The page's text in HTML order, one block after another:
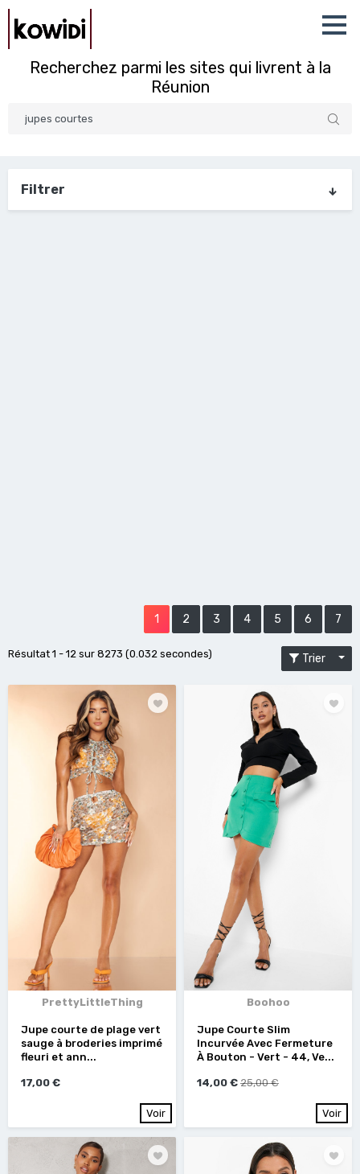
Recherchez parmi les sites qui livrent à la
Réunion
Filtrer
1 2 3 4 5 6 7
Résultat 1 - 12 sur 8273 (0.032 secondes) Trier
PrettyLittleThing
Jupe courte de plage vert
sauge à broderies imprimé
fleuri et ann...
17,00 €
Voir
Boohoo
Jupe Courte Slim
Incurvée Avec Fermeture
À Bouton - Vert - 44, Ve...
14,00 € 25,00 €
Voir